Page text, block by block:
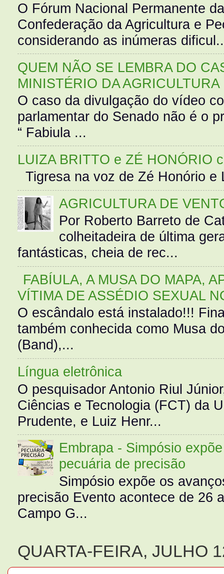
O Fórum Nacional Permanente
Confederação da Agricultura e
considerando as inúmeras
QUEM NÃO SE LEMBRA DO
MINISTÉRIO DA AGRICULTURA
O caso da divulgação do vídeo
parlamentar do Senado não é o
“ Fabiula ...
LUIZA BRITTO e ZÉ HONÓRIO
Tigresa na voz de Zé Honório
AGRICULTURA DE
Por Roberto Barreto de
colheitadeira de última
fantásticas, cheia de rec...
FABÍULA, A MUSA DO MAPA,
VÍTIMA DE ASSÉDIO SEXUAL
O escândalo está instalado!!!
também conhecida como Musa
(Band),...
Língua eletrônica
O pesquisador Antonio Riul
Ciências e Tecnologia (FCT) da
Prudente, e Luiz Henr...
Embrapa - Simpósio
pecuária de precisão
Simpósio expõe os
precisão Evento acontece de 26
Campo G...
QUARTA-FEIRA, JULHO